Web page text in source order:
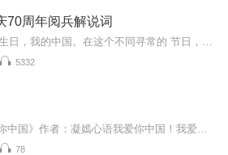
70周年阅兵解说词
5332
78